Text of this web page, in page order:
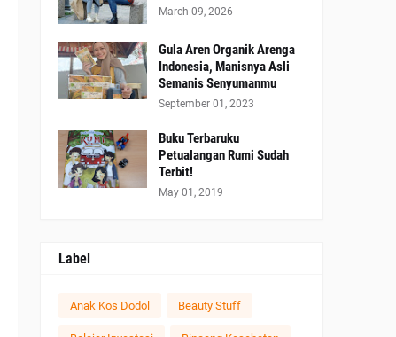
March 09, 2026
Gula Aren Organik Arenga
Indonesia, Manisnya Asli
Semanis Senyumanmu
September 01, 2023
Buku Terbaruku
Petualangan Rumi Sudah
Terbit!
May 01, 2019
Label
Anak Kos Dodol Beauty Stuff